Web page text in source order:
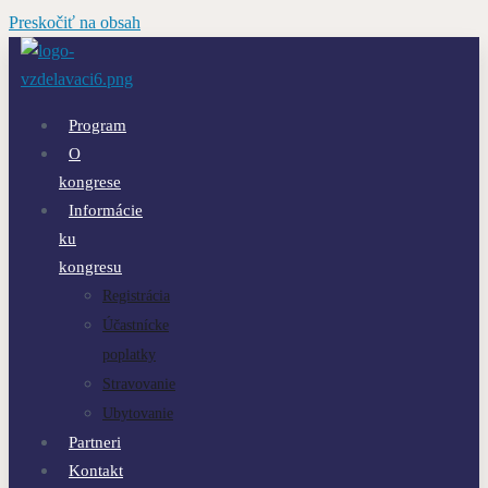
Preskočiť na obsah
Program
O
kongrese
Informácie
ku
kongresu
Registrácia
Účastnícke
poplatky
Stravovanie
Ubytovanie
Partneri
Kontakt